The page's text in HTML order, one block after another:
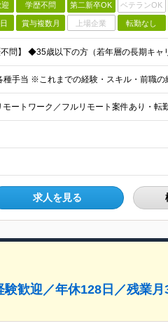
学歴不問 第二新卒OK ベテランOK
賞与複数月 上場企業 転勤なし
求人を見る
歓迎／年休128日／残業